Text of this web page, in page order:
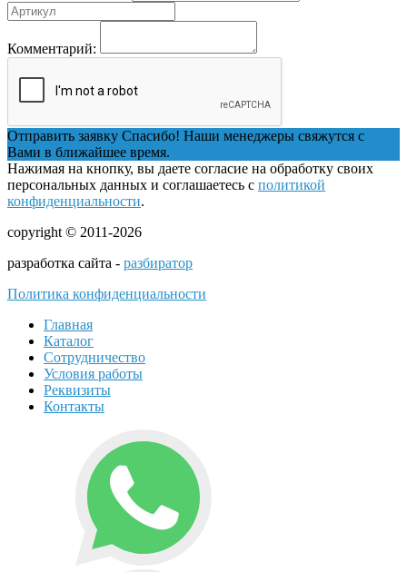
Комментарий:
Отправить заявку Спасибо! Наши менеджеры свяжутся с
Вами в ближайшее время.
Нажимая на кнопку, вы даете согласие на обработку своих
персональных данных и соглашаетесь с политикой
конфиденциальности.
copyright © 2011-2026
разработка сайта - разбиратор
Политика конфиденциальности
Главная
Каталог
Сотрудничество
Условия работы
Реквизиты
Контакты